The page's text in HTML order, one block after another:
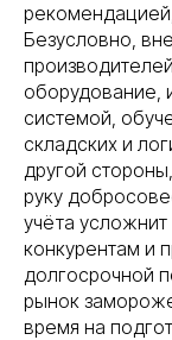
Безусловно,
оборудование,
системой,
складских и
другой
руку
учёта
конкурентам и
долгосрочной
рынок
время на